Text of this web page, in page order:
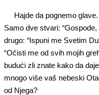
Hajde da pognemo
Samo dve stvari:
drugo: “Ispuni me Svetim
“Očisti me od svih mojih
budući zli znate kako da
mnogo više vaš nebeski
od Njega?